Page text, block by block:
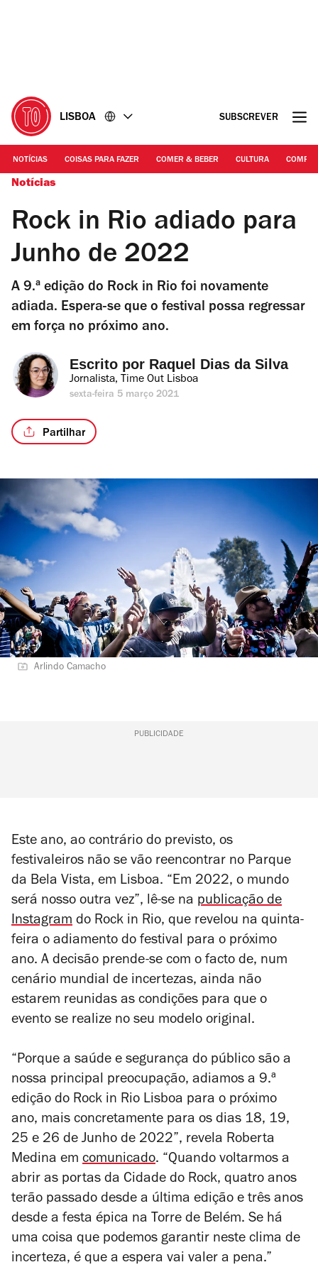
LISBOA SUBSCREVER
NOTÍCIAS COISAS PARA FAZER COMER & BEBER CULTURA
Notícias
Rock in Rio adiado para
Junho de 2022
A 9.ª edição do Rock in Rio foi novamente
adiada. Espera-se que o festival possa regressar
em força no próximo ano.
Escrito por Raquel Dias da Silva
Jornalista, Time Out Lisboa
sexta-feira 5 março 2021
Partilhar
Arlindo Camacho
PUBLICIDADE
Este ano, ao contrário do previsto, os
festivaleiros não se vão reencontrar no Parque
da Bela Vista, em Lisboa. “Em 2022, o mundo
será nosso outra vez”, lê-se na publicação de
Instagram do Rock in Rio, que revelou na quinta-
feira o adiamento do festival para o próximo
ano. A decisão prende-se com o facto de, num
cenário mundial de incertezas, ainda não
estarem reunidas as condições para que o
evento se realize no seu modelo original.
“Porque a saúde e segurança do público são a
nossa principal preocupação, adiamos a 9.ª
edição do Rock in Rio Lisboa para o próximo
ano, mais concretamente para os dias 18, 19,
25 e 26 de Junho de 2022”, revela Roberta
Medina em comunicado. “Quando voltarmos a
abrir as portas da Cidade do Rock, quatro anos
terão passado desde a última edição e três anos
desde a festa épica na Torre de Belém. Se há
uma coisa que podemos garantir neste clima de
incerteza, é que a espera vai valer a pena.”